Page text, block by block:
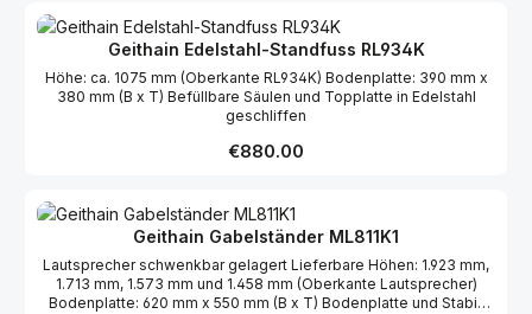
Aufstellungsorts unkritischer. Weiterhin kann das System mit
einer drahtgebundenen Fernsteuerung in den Bypass-Modus
umgeschaltet werden. Alle Ausgangskanäle werden direkt mit
den Eingangskanälen verbunden – der Basskanal wird außer
Betrieb gesetzt, der LFE-Kanal bleibt aktiv.
kann die untere Grenzfrequenz auf 40 Hz erhöht werden. Die
Trennfrequenz ist zwischen 60 und 80 Hz kontinuierlich
einstellbar. Der Übertragungsbereich des LFE-Kanals endet bei
120 Hz. Die gesamte Steuer- und Leistungselektronik sowie alle
Steck- und Bedienelemente sind in der Rückseite des Gehäuses
integriert.Als Option ist der Basslautsprecher mit einem
Abdeckgitter lieferbar. Ein Ausgang am Subwoofer ermöglicht
den Betrieb der passiven Variante des BASIS 14K - desm
Aufstellungsorts unkritischer. Weiterhin kann das System mit
einer drahtgebundenen Fernsteuerung in den Bypass-Modus
umgeschaltet werden. Alle Ausgangskanäle werden direkt mit
den Eingangskanälen verbunden – der Basskanal wird außer
Betrieb gesetzt, der LFE-Kanal bleibt aktiv.
der Verkabelungsaufwand beim BCU7.1 erheblich verringert.
Geithain Edelstahl-Standfuss RL934K
Höhe: ca. 1075 mm (Oberkante RL934K) Bodenplatte: 390 mm x
380 mm (B x T) Befüllbare Säulen und Topplatte in Edelstahl
geschliffen
Regular price:
€880.00
Geithain Gabelständer ML811K1
Lautsprecher schwenkbar gelagert Lieferbare Höhen: 1.923 mm,
1.713 mm, 1.573 mm und 1.458 mm (Oberkante Lautsprecher)
Bodenplatte: 620 mm x 550 mm (B x T) Bodenplatte und Stabi-